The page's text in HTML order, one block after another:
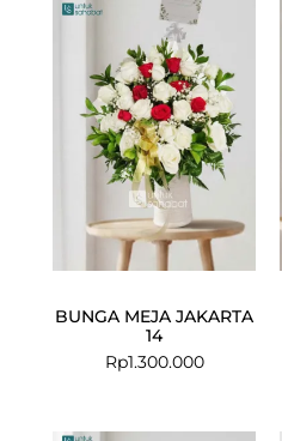
BUNGA MEJA JAKARTA
14
Rp1.300.000